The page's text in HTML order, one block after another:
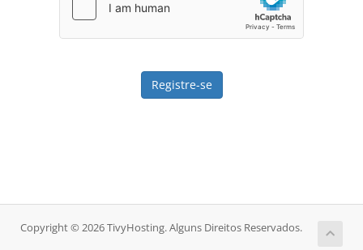
Copyright © 2026 TivyHosting. Alguns Direitos Reservados.